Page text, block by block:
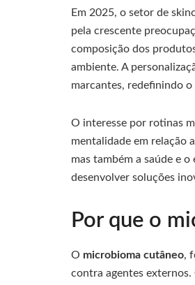
Em 2025, o setor de
pela crescente
composição dos
ambiente. A
marcantes, redefinindo o
O interesse por rotinas
mentalidade em relação
mas também a saúde e
desenvolver soluções
Por que o
O microbioma cutâneo,
contra agentes